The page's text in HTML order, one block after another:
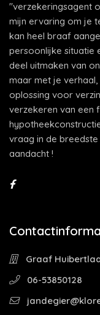
"verzekeringsagent
mijn ervaring om je
kan heel braaf
persoonlijke situatie
deel uitmaken van
maar met je verhaal,
oplossing voor
verzekeren van een
vraag in de
aandacht !
Graaf
06-53850128